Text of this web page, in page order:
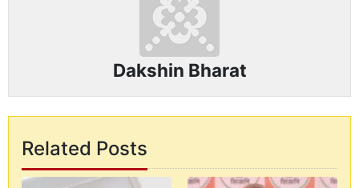
Dakshin Bharat
Related Posts